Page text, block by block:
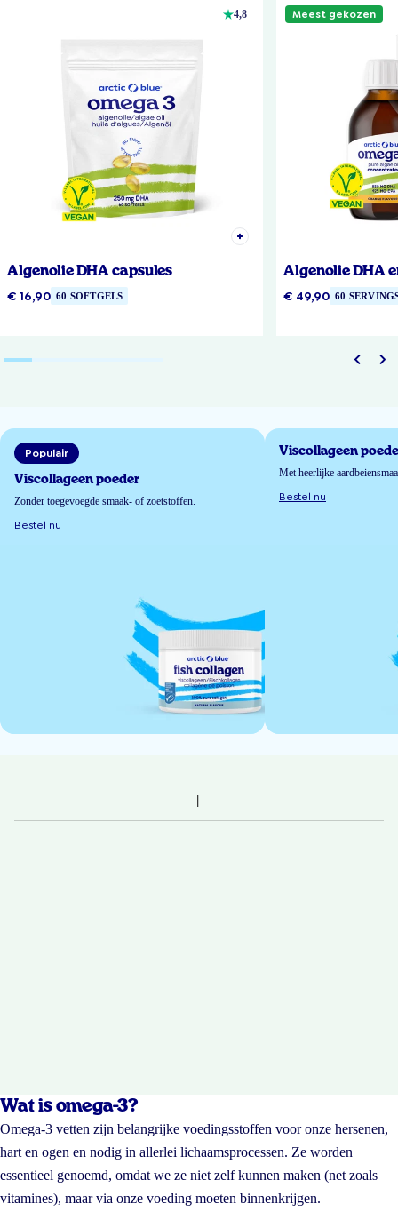
4,8
Algenolie DHA capsules
€ 16,90 60 SOFTGELS
Meest gekozen
Algenolie DHA
€ 49,90 60
Populair
Viscollageen poeder
Zonder toegevoegde smaak- of zoetstoffen.
Bestel nu
Viscollageen
Met heerlijke
Bestel nu
Wat is omega-3?
Omega-3 vetten zijn belangrijke voedingsstoffen voor onze hersenen,
hart en ogen en nodig in allerlei lichaamsprocessen. Ze worden
essentieel genoemd, omdat we ze niet zelf kunnen maken (net zoals
vitamines), maar via onze voeding moeten binnenkrijgen.